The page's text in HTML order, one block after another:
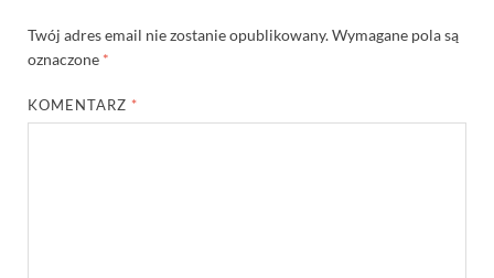
Twój adres email nie zostanie opublikowany.Wymagane pola są
oznaczone *
KOMENTARZ *